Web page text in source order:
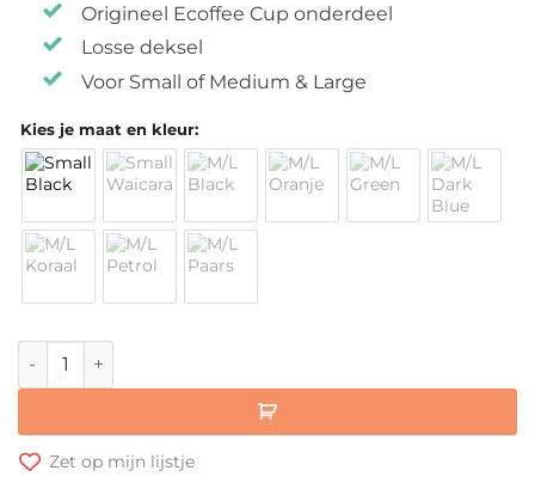
Origineel Ecoffee Cup onderdeel
Losse deksel
Voor Small of Medium & Large
Kies je maat en kleur:
Ecoffee Cup Losse Deksel aantal
Zet op mijn lijstje